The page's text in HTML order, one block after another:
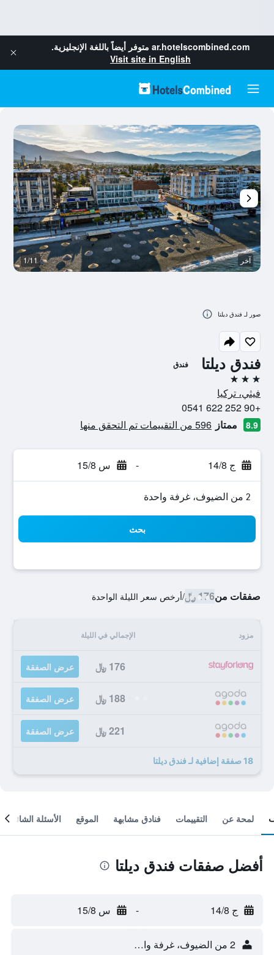
ar.hotelscombined.com متوفر أيضاً باللغة الإنجليزية.
Visit site in English
فندق ديلتا فندق
3 نجوم
فيثي، تركيا
+90 252 622 0541
8.9 ممتاز 596 من التقييمات تم التحقق منها
ج 14/8 - س 15/8
2 من الضيوف، غرفة واحدة
بحث
صفقات من176 ﷼ /أرخص سعر الليلة الواحدة
مزود الإجمالي في الليلة
176 ﷼ عرض الصفقة
188 ﷼ عرض الصفقة
221 ﷼ عرض الصفقة
18 صفقة إضافية لـ فندق ديلتا
آخر 1/11
صور لـ فندق ديلتا
لمحة عن التقييمات فنادق مشابهة الموقع الأسئلة الشائعة
أفضل صفقات فندق ديلتا
ج 14/8 - س 15/8
2 من الضيوف، غرفة واحدة